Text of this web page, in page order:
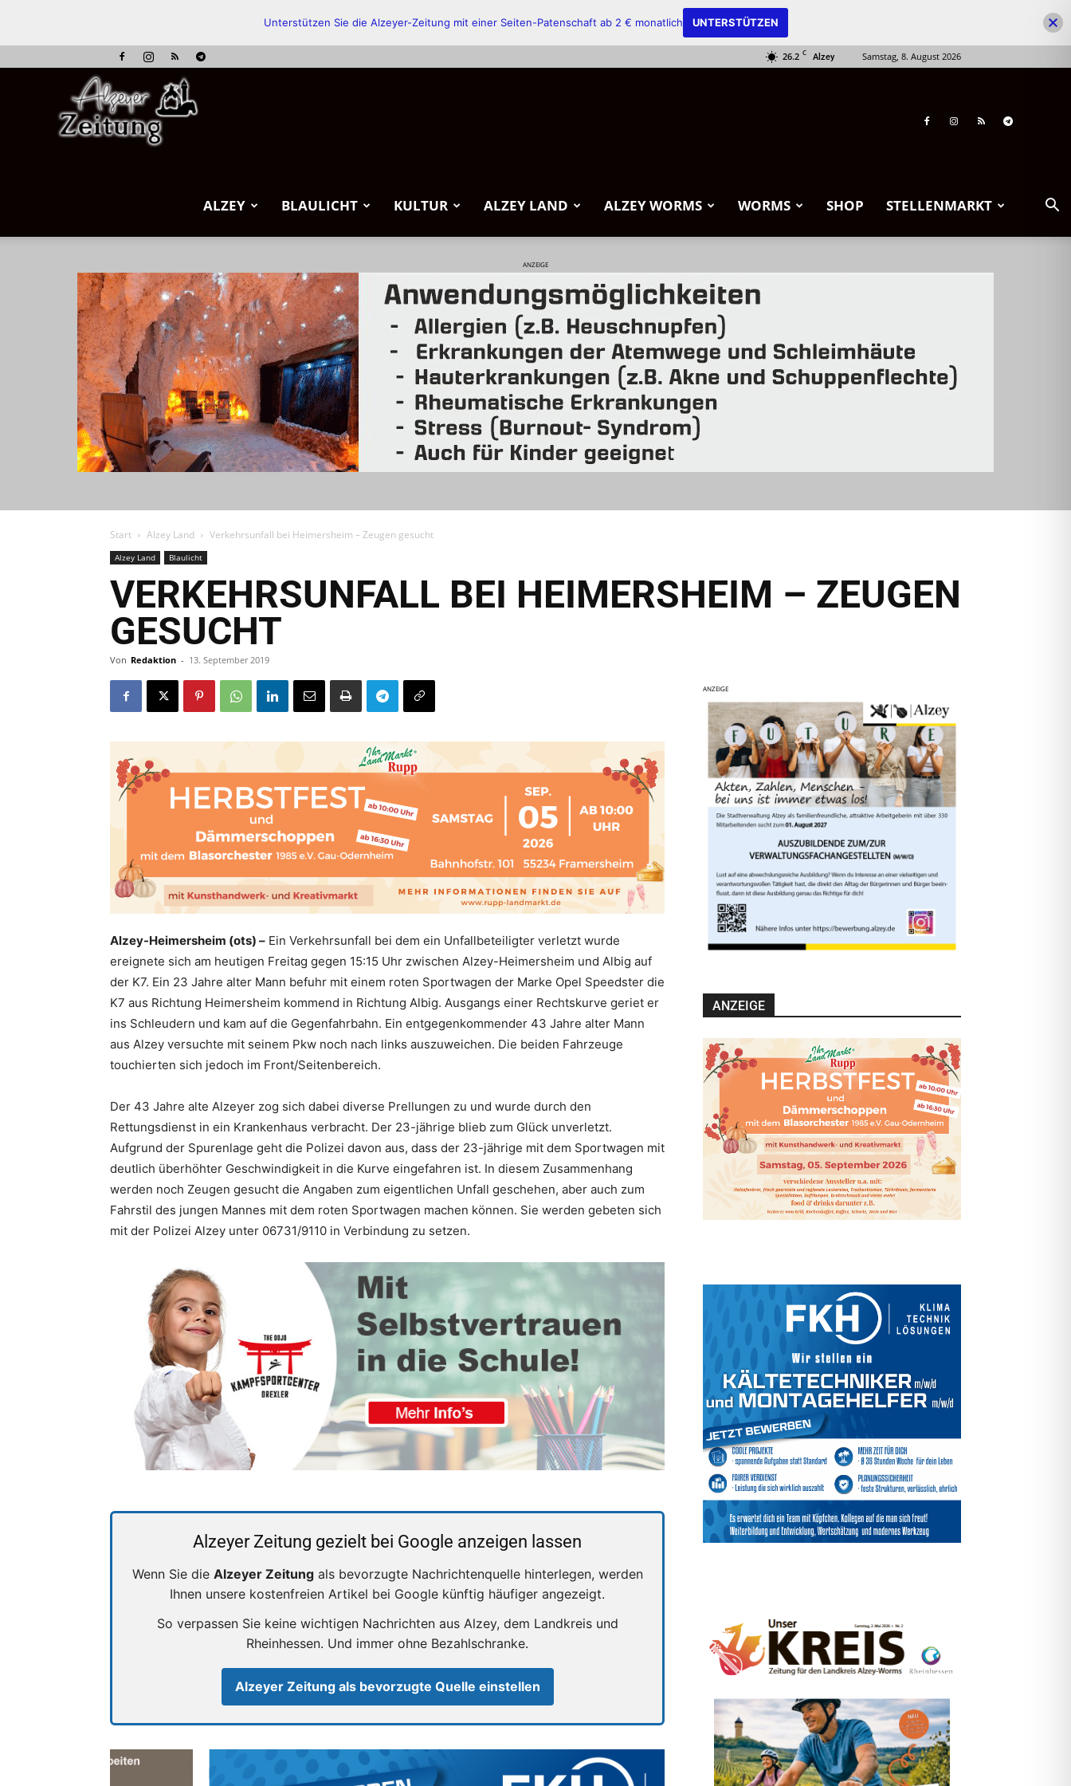
26.2 C Alzey Samstag, 8. August 2026
ALZEY BLAULICHT KULTUR ALZEY LAND ALZEY WORMS WORMS SHOP STELLENMARKT
ANZEIGE
Start Alzey Land Verkehrsunfall bei Heimersheim – Zeugen gesucht
Alzey Land Blaulicht
VERKEHRSUNFALL BEI HEIMERSHEIM – ZEUGEN
GESUCHT
Von Redaktion - 13. September 2019
Alzey-Heimersheim (ots) – Ein Verkehrsunfall bei dem ein Unfallbeteiligter verletzt wurde
ereignete sich am heutigen Freitag gegen 15:15 Uhr zwischen Alzey-Heimersheim und Albig auf
der K7. Ein 23 Jahre alter Mann befuhr mit einem roten Sportwagen der Marke Opel Speedster die
K7 aus Richtung Heimersheim kommend in Richtung Albig. Ausgangs einer Rechtskurve geriet er
ins Schleudern und kam auf die Gegenfahrbahn. Ein entgegenkommender 43 Jahre alter Mann
aus Alzey versuchte mit seinem Pkw noch nach links auszuweichen. Die beiden Fahrzeuge
touchierten sich jedoch im Front/Seitenbereich.
Der 43 Jahre alte Alzeyer zog sich dabei diverse Prellungen zu und wurde durch den
Rettungsdienst in ein Krankenhaus verbracht. Der 23-jährige blieb zum Glück unverletzt.
Aufgrund der Spurenlage geht die Polizei davon aus, dass der 23-jährige mit dem Sportwagen mit
deutlich überhöhter Geschwindigkeit in die Kurve eingefahren ist. In diesem Zusammenhang
werden noch Zeugen gesucht die Angaben zum eigentlichen Unfall geschehen, aber auch zum
Fahrstil des jungen Mannes mit dem roten Sportwagen machen können. Sie werden gebeten sich
mit der Polizei Alzey unter 06731/9110 in Verbindung zu setzen.
Alzeyer Zeitung gezielt bei Google anzeigen lassen
Wenn Sie die Alzeyer Zeitungals bevorzugte Nachrichtenquelle hinterlegen, werden
Ihnen unsere kostenfreien Artikel bei Google künftig häufiger angezeigt.
So verpassen Sie keine wichtigen Nachrichten aus Alzey, dem Landkreis und
Rheinhessen. Und immer ohne Bezahlschranke.
Alzeyer Zeitung als bevorzugte Quelle einstellen
ANZEIGE
ANZEIGE
Unterstützen Sie die Alzeyer-Zeitung mit einer Seiten-Patenschaft ab 2 € monatlich UNTERSTÜTZEN